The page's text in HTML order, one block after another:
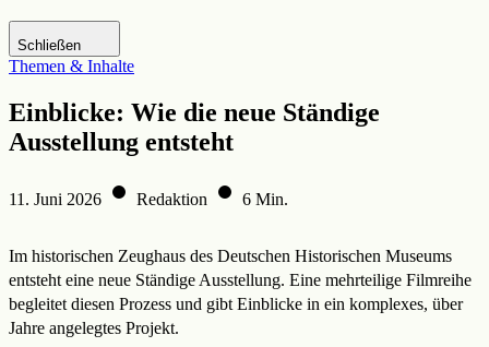
Schließen
Themen & Inhalte
Einblicke: Wie die neue Ständige
Ausstellung entsteht
11. Juni 2026 Redaktion 6 Min.
Im historischen Zeughaus des Deutschen Historischen Museums
entsteht eine neue Ständige Ausstellung. Eine mehrteilige Filmreihe
begleitet diesen Prozess und gibt Einblicke in ein komplexes, über
Jahre angelegtes Projekt.